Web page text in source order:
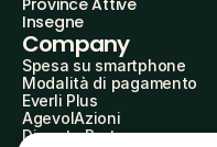
Province Attive
Insegne
Company
Spesa su smartphone
Modalità di pagamento
Everli Plus
AgevolAzioni
Diventa Partner